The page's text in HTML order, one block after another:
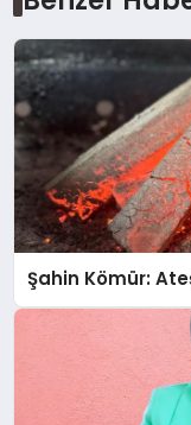
Şahin Kömür: